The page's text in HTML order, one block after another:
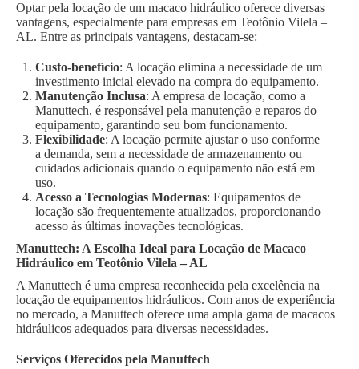
Optar pela locação de um macaco hidráulico oferece diversas
vantagens, especialmente para empresas em Teotônio Vilela –
AL. Entre as principais vantagens, destacam-se:
Custo-benefício: A locação elimina a necessidade de um
investimento inicial elevado na compra do equipamento.
Manutenção Inclusa: A empresa de locação, como a
Manuttech, é responsável pela manutenção e reparos do
equipamento, garantindo seu bom funcionamento.
Flexibilidade: A locação permite ajustar o uso conforme
a demanda, sem a necessidade de armazenamento ou
cuidados adicionais quando o equipamento não está em
uso.
Acesso a Tecnologias Modernas: Equipamentos de
locação são frequentemente atualizados, proporcionando
acesso às últimas inovações tecnológicas.
Manuttech: A Escolha Ideal para Locação de Macaco
Hidráulico em Teotônio Vilela – AL
A Manuttech é uma empresa reconhecida pela excelência na
locação de equipamentos hidráulicos. Com anos de experiência
no mercado, a Manuttech oferece uma ampla gama de macacos
hidráulicos adequados para diversas necessidades.
Serviços Oferecidos pela Manuttech